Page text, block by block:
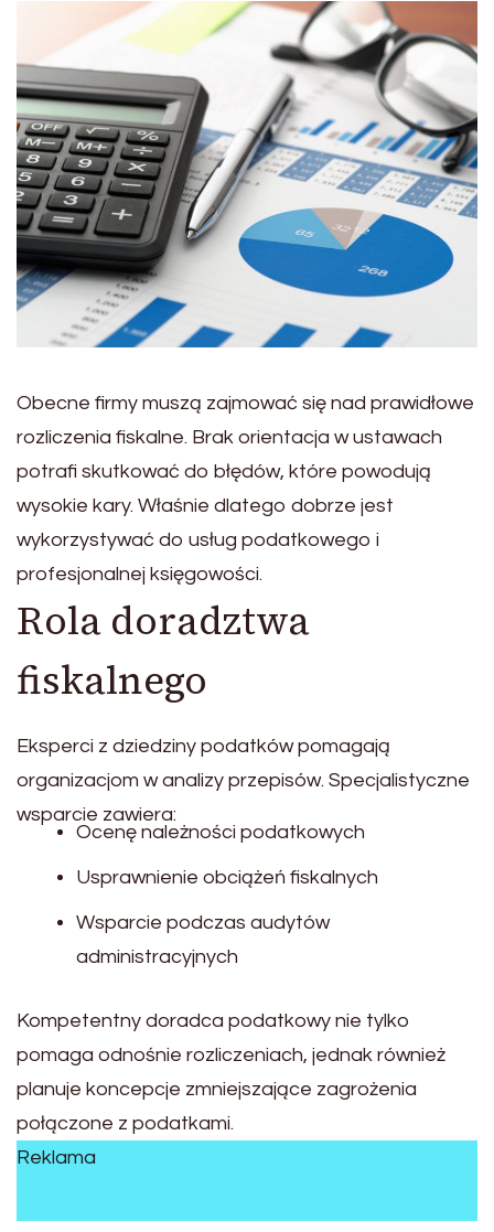
Obecne firmy muszą zajmować się nad prawidłowe
rozliczenia fiskalne. Brak orientacja w ustawach
potrafi skutkować do błędów, które powodują
wysokie kary. Właśnie dlatego dobrze jest
wykorzystywać do usług podatkowego i
profesjonalnej księgowości.
Rola doradztwa
fiskalnego
Eksperci z dziedziny podatków pomagają
organizacjom w analizy przepisów. Specjalistyczne
wsparcie zawiera:
Ocenę należności podatkowych
Usprawnienie obciążeń fiskalnych
Wsparcie podczas audytów
administracyjnych
Kompetentny doradca podatkowy nie tylko
pomaga odnośnie rozliczeniach, jednak również
planuje koncepcje zmniejszające zagrożenia
połączone z podatkami.
Reklama